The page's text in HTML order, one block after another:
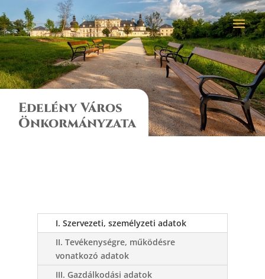
Edelény Város
Önkormányzata
I. Szervezeti, személyzeti adatok
II. Tevékenységre, működésre
vonatkozó adatok
III. Gazdálkodási adatok